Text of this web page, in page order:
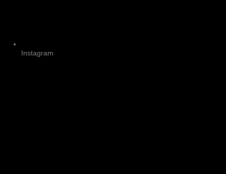
Instagram